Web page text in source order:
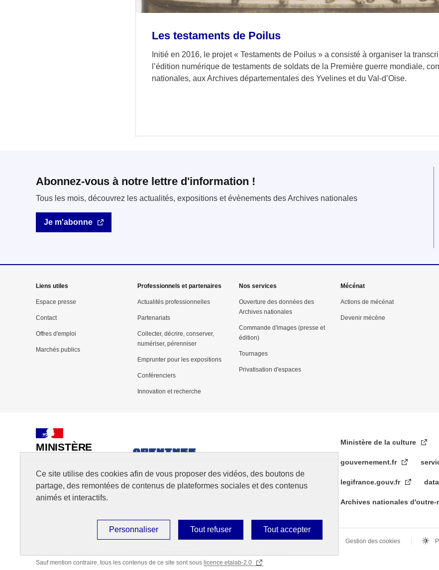
Les testaments de Poilus
Initié en 2016, le projet « Testaments de Poilus » a consisté à organiser la
l’édition numérique de testaments de soldats de la Première guerre mondiale,
nationales, aux Archives départementales des Yvelines et du Val-d’Oise.
Abonnez-vous à notre lettre d'information !
Tous les mois, découvrez les actualités, expositions et évènements des Archives nationales
Je m'abonne
Mega
menu
Pied
de
Liens utiles
Espace presse
Contact
Offres d'emploi
Marchés publics
Professionnels et partenaires
Actualités professionnelles
Partenariats
Collecter, décrire, conserver,
numériser, pérenniser
Emprunter pour les expositions
Conférenciers
Innovation et recherche
Nos services
Ouverture des données des
Archives nationales
Commande d'images (presse et
édition)
Tournages
Privatisation d'espaces
Mécénat
Actions de mécénat
Devenir mécène
MINISTÈRE
Ministère de la culture
gouvernement.fr
legifrance.gouv.fr
Archives nationales d'outre-
Accessibilité : Partiellement conforme Mentions légales Données personnelles Gestion des cookies
Sauf mention contraire, tous les contenus de ce site sont sous licence etalab-2.0
Ce site utilise des cookies afin de vous proposer des vidéos, des boutons de
partage, des remontées de contenus de plateformes sociales et des contenus
animés et interactifs.
Tout accepter
Tout refuser
Personnaliser